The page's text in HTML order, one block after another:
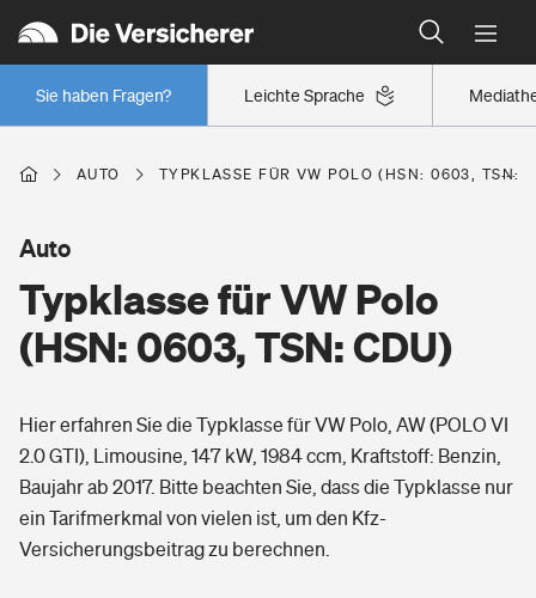
Leichte Sprache
Sie haben Fragen?
Wer versichert was: Jetzt Versicherer finden
Regionalklassen: So ist Ihre Region eingestuft
Wer versichert was: Jetzt Versicherer finden
Berufsunfähigkeitsversicherung
Erwerbsunfähigkeitsversicherung
Grundfähigkeitsversicherung
Arbeitsrechtsschutz
Berufshaftpflichtversicherung
Wohnen
Freizeit
Pri­vate Haft­pflicht­
Gesundheit
AUTO TYPKLASSE FÜR VW POLO (HSN: 0603, TSN:
Typklasse für VW Polo
(HSN: 0603, TSN: CDU)
Auto
Hier erfahren Sie die Typklasse für VW Polo, AW (POLO VI
2.0 GTI), Limousine, 147 kW, 1984 ccm, Kraftstoff: Benzin,
Baujahr ab 2017. Bitte beachten Sie, dass die Typklasse nur
ein Tarifmerkmal von vielen ist, um den Kfz-
Versicherungsbeitrag zu berechnen.